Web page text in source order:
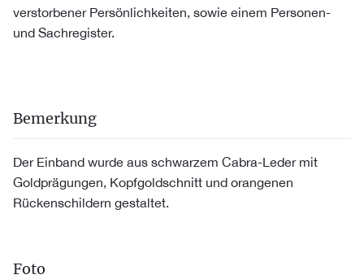
verstorbener Persönlichkeiten, sowie einem Personen-
und Sachregister.
Bemerkung
Der Einband wurde aus schwarzem Cabra-Leder mit
Goldprägungen, Kopfgoldschnitt und orangenen
Rückenschildern gestaltet.
Foto